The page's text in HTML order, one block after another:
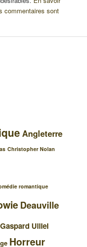
commentaires sont
Angleterre
Christopher Nolan
romantique
Deauville
Gaspard Ulliel
Horreur